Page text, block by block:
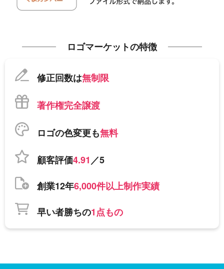
ロゴマーケットの特徴
修正回数は無制限
著作権完全譲渡
ロゴの色変更も無料
顧客評価4.91／5
創業12年6,000件以上制作実績
早い者勝ちの1点もの